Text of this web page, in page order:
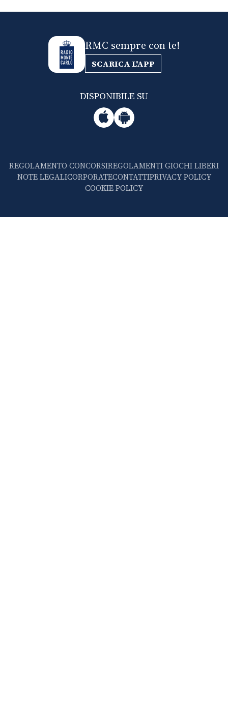
RMC sempre con te!
SCARICA L'APP
DISPONIBILE SU
REGOLAMENTO CONCORSIREGOLAMENTI GIOCHI LIBERI
NOTE LEGALICORPORATECONTATTIPRIVACY POLICY
COOKIE POLICY